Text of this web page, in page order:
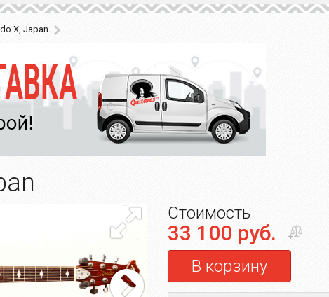
X, Japan
Стоимость
33 100 руб.
В корзину